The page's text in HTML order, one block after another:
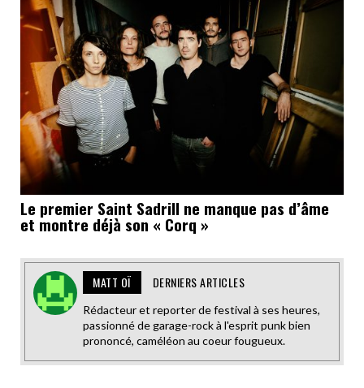
Le premier Saint Sadrill ne manque pas d’âme
et montre déjà son « Corq »
MATT OÏ DERNIERS ARTICLES
Rédacteur et reporter de festival à ses heures,
passionné de garage-rock à l'esprit punk bien
prononcé, caméléon au coeur fougueux.